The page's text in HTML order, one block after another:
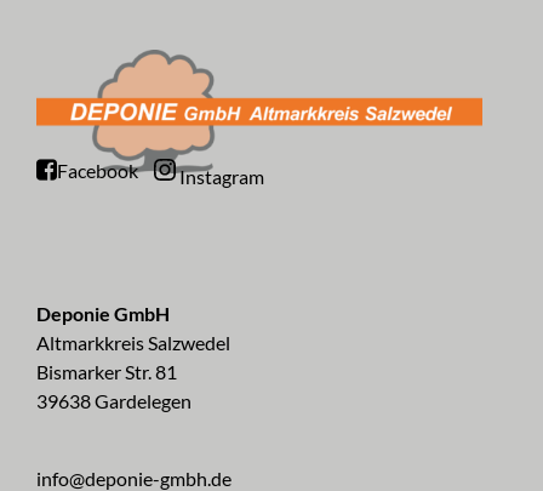
Facebook Instagram
Deponie GmbH
Altmarkkreis Salzwedel
Bismarker Str. 81
39638 Gardelegen
info@deponie-gmbh.de